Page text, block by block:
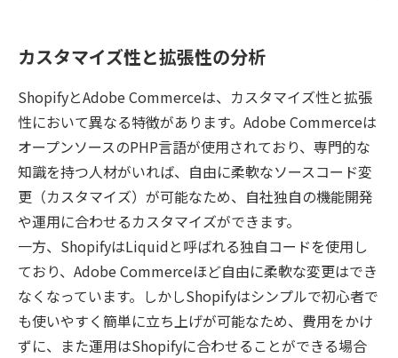
カスタマイズ性と拡張性の分析
ShopifyとAdobe Commerceは、カスタマイズ性と拡張
性において異なる特徴があります。Adobe Commerceは
オープンソースのPHP言語が使用されており、専門的な
知識を持つ人材がいれば、自由に柔軟なソースコード変
更（カスタマイズ）が可能なため、自社独自の機能開発
や運用に合わせるカスタマイズができます。
一方、ShopifyはLiquidと呼ばれる独自コードを使用し
ており、Adobe Commerceほど自由に柔軟な変更はでき
なくなっています。しかしShopifyはシンプルで初心者で
も使いやすく簡単に立ち上げが可能なため、費用をかけ
ずに、また運用はShopifyに合わせることができる場合